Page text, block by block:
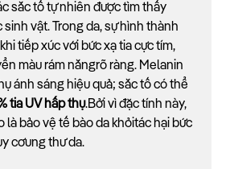
sắc tố tự nhiên được tìm thấy
vật. Trong da, sự hình thành
tiếp xúc với bức xạ tia cực tím,
màu rám nắngrõ ràng. Melanin
ánh sáng hiệu quả; sắc tố có thể
tia UV hấp thụ.Bởi vì đặc tính này,
là bảo vệ tế bào da khỏitác hại bức
cơung thư da.